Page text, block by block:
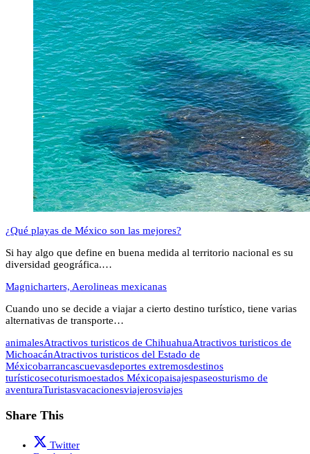
¿Qué playas de México son las mejores?
Si hay algo que define en buena medida al territorio nacional es su
diversidad geográfica.…
Magnicharters, Aerolineas mexicanas
Cuando uno se decide a viajar a cierto destino turístico, tiene varias
alternativas de transporte…
animalesAtractivos turisticos de ChihuahuaAtractivos turisticos de
MichoacánAtractivos turisticos del Estado de
Méxicobarrancascuevasdeportes extremosdestinos
turísticosecoturismoestados Méxicopaisajespaseosturismo de
aventuraTuristasvacacionesviajerosviajes
Share This
Twitter